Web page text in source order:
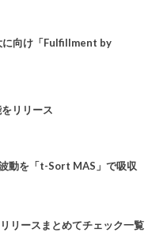
に向け「Fulfillment by
リリース
動を「t-Sort MAS」で吸収
リースまとめてチェック一覧